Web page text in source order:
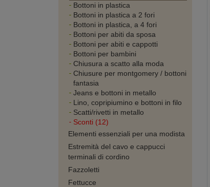
Bottoni in plastica
Bottoni in plastica a 2 fori
Bottoni in plastica, a 4 fori
Bottoni per abiti da sposa
Bottoni per abiti e cappotti
Bottoni per bambini
Chiusura a scatto alla moda
Chiusure per montgomery / bottoni
fantasia
Jeans e bottoni in metallo
Lino, copripiumino e bottoni in filo
Scatti/rivetti in metallo
Sconti (12)
Elementi essenziali per una modista
Estremità del cavo e cappucci
terminali di cordino
Fazzoletti
Fettucce